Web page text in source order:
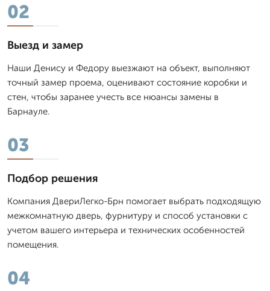
02
Выезд и замер
Наши Денису и Федору выезжают на объект, выполняют
точный замер проема, оценивают состояние коробки и
стен, чтобы заранее учесть все нюансы замены в
Барнауле.
03
Подбор решения
Компания ДвериЛегко-Брн помогает выбрать подходящую
межкомнатную дверь, фурнитуру и способ установки с
учетом вашего интерьера и технических особенностей
помещения.
04